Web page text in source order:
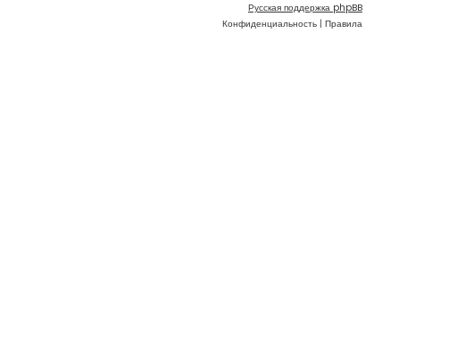
Русская поддержка phpBB
Конфиденциальность | Правила